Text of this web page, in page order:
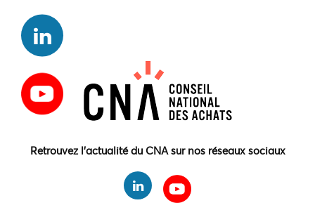
Retrouvez l'actualité du CNA sur nos réseaux sociaux